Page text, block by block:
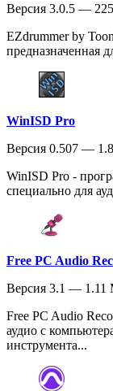
Версия 3.0.5 —
EZdrummer by
предназначенная
WinISD Pro
Версия 0.507 —
WinISD Pro -
специально для
Free PC Audio
Версия 3.1 — 1.11
Free PC Audio
аудио с
инструмента...